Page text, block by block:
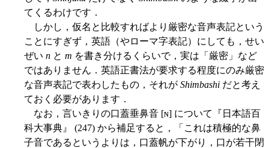
てくるわけです．
しかし，仮名と比較すればより厳密な音声表記という
ことにすぎず，英語（やローマ字表記）にしても，せい
ぜい n と m を書き分けるくらいで，実は「厳密」など
ではありません．英語正書法が要求する程度にのみ厳密
な音声表記で表わしたもの，それが Shimbashi だと考え
ておく必要があります．
なお，言いきりの口蓋垂鼻音 [ɴ] について『日本語百
科大事典』 (247) から補足すると，「これは積極的な鼻
子音であるというよりは，口蓋帆が下がり，口が若干閉